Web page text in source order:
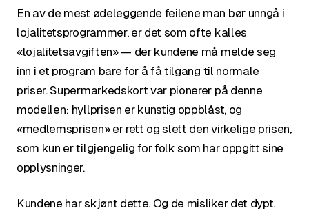
En av de mest ødeleggende feilene man bør unngå i
lojalitetsprogrammer, er det som ofte kalles
«lojalitetsavgiften» — der kundene må melde seg
inn i et program bare for å få tilgang til normale
priser. Supermarkedskort var pionerer på denne
modellen: hyllprisen er kunstig oppblåst, og
«medlemsprisen» er rett og slett den virkelige prisen,
som kun er tilgjengelig for folk som har oppgitt sine
opplysninger.
Kundene har skjønt dette. Og de misliker det dypt.